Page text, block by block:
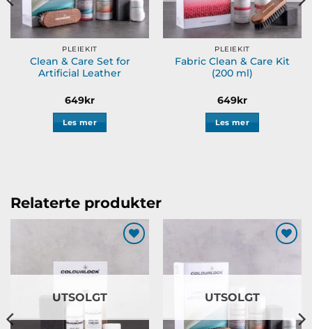
PLEIEKIT
Clean & Care Set for
Artificial Leather
649kr
Les mer
PLEIEKIT
Fabric Clean & Care Kit
(200 ml)
649kr
Les mer
Relaterte produkter
ønskeliste
UTSOLGT UTSOLGT